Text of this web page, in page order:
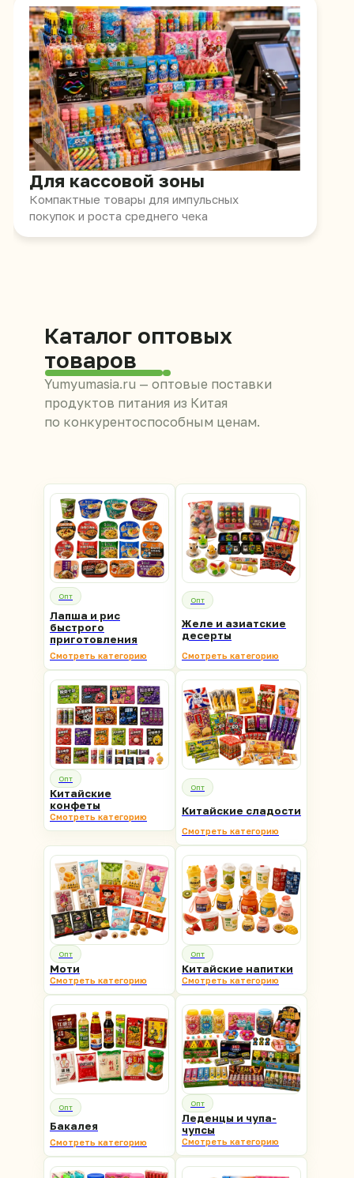
Каталог оптовых
товаров
Yumyumasia.ru — оптовые поставки
продуктов питания из Китая
по конкурентоспособным ценам.
Опт
Лапша и рис
быстрого
приготовления
Смотреть категорию
Опт
Желе и азиатские
десерты
Смотреть категорию
Опт
Китайские
конфеты
Смотреть категорию
Опт
Китайские сладости
Смотреть категорию
Опт
Моти
Смотреть категорию
Опт
Китайские напитки
Смотреть категорию
Опт
Бакалея
Смотреть категорию
Опт
Леденцы и чупа-
чупсы
Смотреть категорию
Оставьте заявку
Я согласен на обработку персональных
данных и ознакомлен с
Политикой
конфиденциальности
ОТПРАВИТЬ